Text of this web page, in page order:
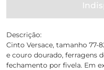
Descrição:
Cinto Versace, tamanho
e couro dourado, ferragens
fechamento por fivela. Em